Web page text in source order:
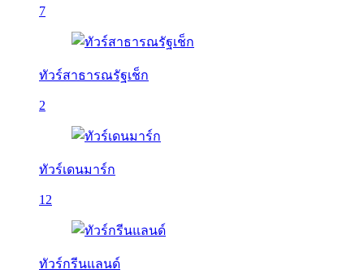
7
ทัวร์สาธารณรัฐเช็ก
2
ทัวร์เดนมาร์ก
12
ทัวร์กรีนแลนด์